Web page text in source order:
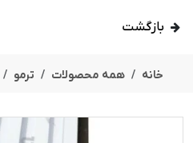
بازگشت
خانه همه محصولات ترمو